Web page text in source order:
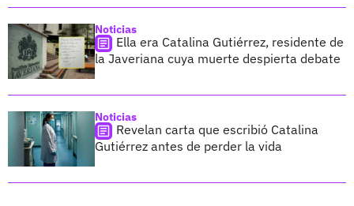
Noticias
Ella era Catalina Gutiérrez, residente de
la Javeriana cuya muerte despierta debate
Noticias
Revelan carta que escribió Catalina
Gutiérrez antes de perder la vida